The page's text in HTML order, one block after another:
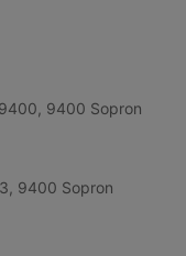
9400 Sopron
9400 Sopron